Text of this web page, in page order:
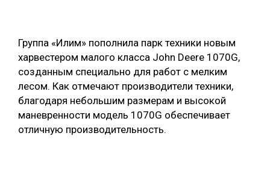
БИОЭНЕРГЕТИКА
ЛЕСОВОССТАНОВЛЕНИЕ И ЗАЩИТА
ЛОГИСТИКА
ПРОИЗВОДСТВО ДРЕВЕСНЫХ ПЛИТ
ЦБП
ТЕМАТИЧЕСКИЕ ПРОЕКТЫ
ПОДБОРКИ СТАТЕЙ
Группа «Илим» пополнила парк техники новым
харвестером малого класса John Deere 1070G,
созданным специально для работ с мелким
лесом. Как отмечают производители техники,
благодаря небольшим размерам и высокой
маневренности модель 1070G обеспечивает
отличную производительность.